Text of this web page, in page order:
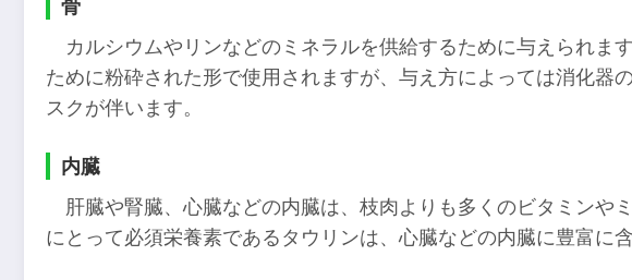
骨
カルシウムやリンなどのミネラルを供給するために与えられま
ために粉砕された形で使用されますが、与え方によっては消化器
スクが伴います。
内臓
肝臓や腎臓、心臓などの内臓は、枝肉よりも多くのビタミンや
にとって必須栄養素であるタウリンは、心臓などの内臓に豊富に